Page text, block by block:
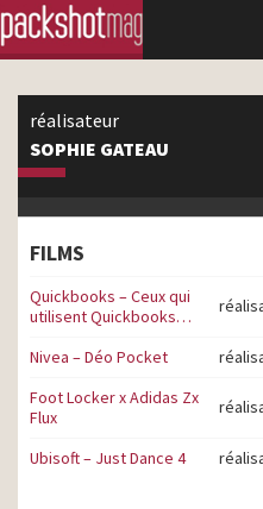
réalisateur
SOPHIE GATEAU
FILMS
Quickbooks – Ceux qui
utilisent Quickbooks…
Nivea – Déo Pocket
Foot Locker x Adidas Zx
Flux
Ubisoft – Just Dance 4